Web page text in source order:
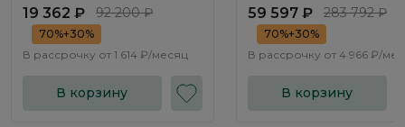
19 362 ₽ 92 200 ₽
70%+30%
В рассрочку от 1 614 ₽/месяц
В корзину
59 597 ₽ 283 792 ₽
70%+30%
В рассрочку от 4 966 ₽/
В корзину